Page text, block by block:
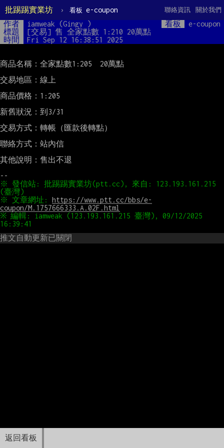
批踢踢實業坊 › 看板 e-coupon 關於我們
聯絡資訊
返回看板
作者 iamweak (Gingy ) 看板
e-coupon
標題
[交易] 售 全家點數 1:210 20萬點
時間
Fri Sep 12 16:38:51 2025
商品名稱：全家點數1:205  20萬點
交易地區：線上
商品價格：1:205
新舊狀況：到3/31
交易方式：轉帳（匯款後轉點）
聯絡方式：站內信
其他說明：售出不退
※ 發信站: 批踢踢實業坊(ptt.cc), 來自: 123.193.161.215
※ 文章網址: https://www.ptt.cc/bbs/e-
coupon/M.1757666333.A.02F.html
※ 編輯: iamweak (123.193.161.215 臺灣), 09/12/2025
推文自動更新已關閉